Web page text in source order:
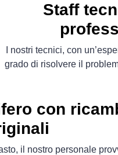
Staff
I nostri tecnici, con
grado di risolvere il
con
il nostro personale